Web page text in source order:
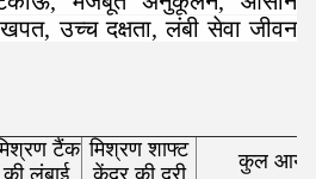
उच्च दक्षता, लंबी सेवा जीवन
टैंक
की लंबाई
मिश्रण शाफ्ट
केंद्र की दूरी
कुल